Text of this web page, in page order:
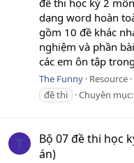
đề thi học kỳ 2
dạng word hoàn
gồm 10 đề khác
nghiệm và phần
các em ôn tập
The Funny Resource
đề thi
Chuyên mục:
T
Bộ 07 đề thi học
án)